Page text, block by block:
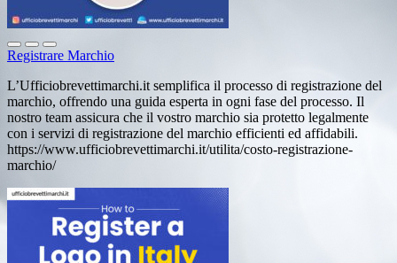
Registrare Marchio
L’Ufficiobrevettimarchi.it semplifica il processo di registrazione del
marchio, offrendo una guida esperta in ogni fase del processo. Il
nostro team assicura che il vostro marchio sia protetto legalmente
con i servizi di registrazione del marchio efficienti ed affidabili.
https://www.ufficiobrevettimarchi.it/utilita/costo-registrazione-
marchio/